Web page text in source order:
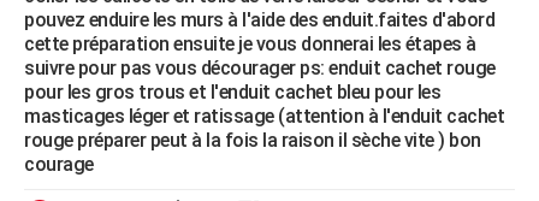
pouvez enduire les murs à l'aide des enduit.faites d'abord
cette préparation ensuite je vous donnerai les étapes à
suivre pour pas vous décourager ps: enduit cachet rouge
pour les gros trous et l'enduit cachet bleu pour les
masticages léger et ratissage (attention à l'enduit cachet
rouge préparer peut à la fois la raison il sèche vite ) bon
courage